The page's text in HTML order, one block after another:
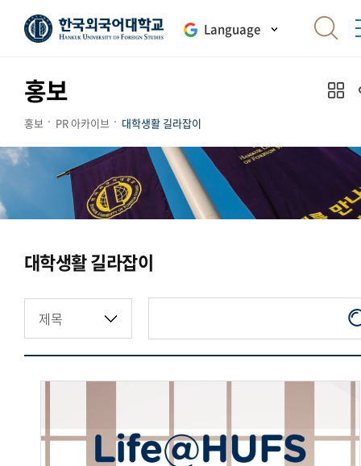
Language
홍보
홍보 PR 아카이브 대학생활 길라잡이
대학생활 길라잡이